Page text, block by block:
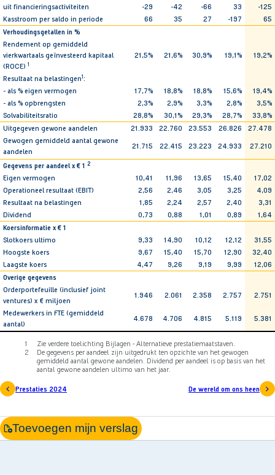
uit financieringsactiviteiten
-29 -42 -66 33
-125
Kasstroom per saldo in periode
66 35 27 -197
65
Verhoudingsgetallen in %
Rendement op gemiddeld
vierkwartaals geïnvesteerd kapitaal
(ROCE) 1
21,5% 21,6% 30,9% 19,1% 19,2%
Resultaat na belastingen1:
- als % eigen vermogen
17,7% 18,8% 18,8% 15,6%
19,4%
- als % opbrengsten
2,3% 2,9% 3,3% 2,8%
3,5%
Solvabiliteitsratio
28,8% 30,1% 29,3% 28,7%
33,8%
Uitgegeven gewone aandelen
21.933 22.760 23.553 26.826
27.478
Gewogen gemiddeld aantal gewone
aandelen
21.715 22.415 23.223 24.933 27.210
Gegevens per aandeel x € 1 2
Eigen vermogen 10,41 11,96 13,65 15,40
17,02
Operationeel resultaat (EBIT)
2,56 2,46 3,05 3,25
4,09
Resultaat na belastingen
1,85 2,24 2,57 2,40
3,31
Dividend
0,73 0,88 1,01 0,89
1,64
Koersinformatie x € 1
Slotkoers ultimo
9,33 14,90 10,12 12,12
31,55
Hoogste koers
9,67 15,40 15,70 12,90
32,40
Laagste koers
4,47 9,26 9,19 9,99
12,06
Overige gegevens
Orderportefeuille (inclusief joint
ventures) x € miljoen
1.946 2.061 2.358 2.757 2.751
Medewerkers in FTE (gemiddeld
aantal)
4.678 4.706 4.815 5.119 5.381
1
Zie verdere toelichting Bijlagen - Alternatieve prestatiemaatstaven.
2
De gegevens per aandeel zijn uitgedrukt ten opzichte van het gewogen
gemiddeld aantal gewone aandelen. Dividend per aandeel is op basis van het
aantal gewone aandelen ultimo van het jaar.
De wereld om ons heen
Prestaties 2024
Toevoegen mijn verslag